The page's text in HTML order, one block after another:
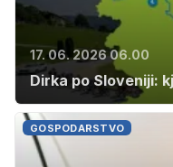
17. 06. 2026 06.00
Dirka po Sloveniji:
GOSPODARSTVO